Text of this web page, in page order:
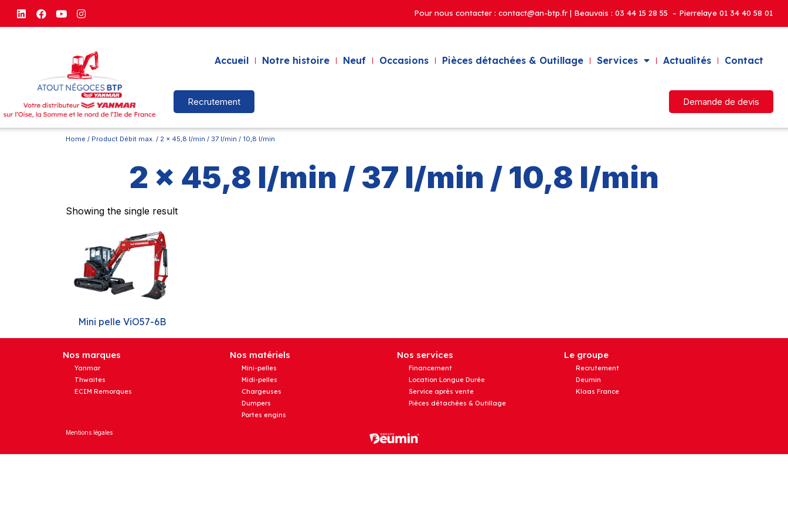
Pour nous contacter : contact@an-btp.fr | Beauvais : 03 44 15 28 55 – Pierrelaye 01 34 40 58 01
Accueil Notre histoire Neuf Occasions Pièces détachées & Outillage Services Actualités Contact
Recrutement Demande de devis
Home / Product Débit max. / 2 x 45,8 l/min / 37 l/min / 10,8 l/min
2 x 45,8 l/min / 37 l/min / 10,8 l/min
Showing the single result
Mini pelle ViO57-6B
Nos marques
Yanmar
Thwaites
ECIM Remorques
Nos matériels
Mini-pelles
Midi-pelles
Chargeuses
Dumpers
Portes engins
Nos services
Financement
Location Longue Durée
Service après vente
Pièces détachées & Outillage
Le groupe
Recrutement
Deumin
Klaas France
Mentions légales